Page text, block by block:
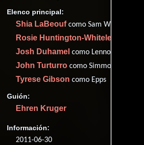
Elenco principal:
Shia LaBeoufcomo Sam Witwicky
Rosie Huntington-Whiteley
Josh Duhamel como Lennox
John Turturro como Simmons
Tyrese Gibson como Epps
Guión:
Ehren Kruger
Información:
2011-06-30